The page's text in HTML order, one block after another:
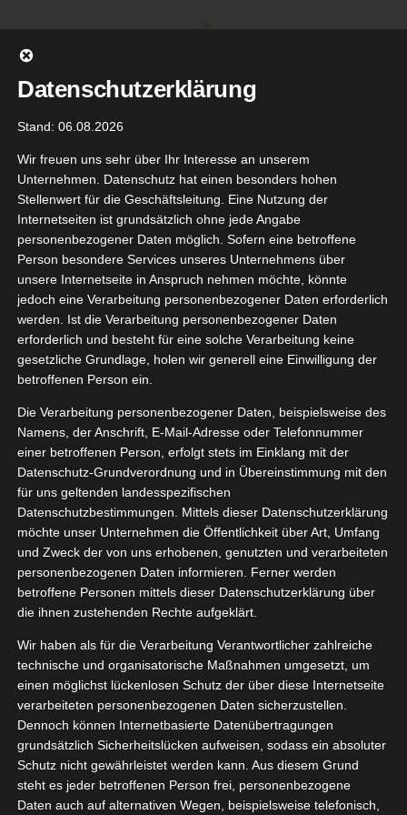
springen
Gehe zu ...
11, 2021
Essen
Looye Kwekers Tomaten
November 8, 2021 | Essen,Produktvorstellungen
Weiterlesen
Datenschutzerklärung
Stand: 06.08.2026
Wir freuen uns sehr über Ihr Interesse an unserem
Unternehmen. Datenschutz hat einen besonders hohen
Stellenwert für die Geschäftsleitung. Eine Nutzung der
Internetseiten ist grundsätzlich ohne jede Angabe
personenbezogener Daten möglich. Sofern eine betroffene
Person besondere Services unseres Unternehmens über
unsere Internetseite in Anspruch nehmen möchte, könnte
jedoch eine Verarbeitung personenbezogener Daten erforderlich
werden. Ist die Verarbeitung personenbezogener Daten
erforderlich und besteht für eine solche Verarbeitung keine
gesetzliche Grundlage, holen wir generell eine Einwilligung der
betroffenen Person ein.
Die Verarbeitung personenbezogener Daten, beispielsweise des
Namens, der Anschrift, E-Mail-Adresse oder Telefonnummer
einer betroffenen Person, erfolgt stets im Einklang mit der
Datenschutz-Grundverordnung und in Übereinstimmung mit den
für uns geltenden landesspezifischen
Datenschutzbestimmungen. Mittels dieser Datenschutzerklärung
möchte unser Unternehmen die Öffentlichkeit über Art, Umfang
und Zweck der von uns erhobenen, genutzten und verarbeiteten
personenbezogenen Daten informieren. Ferner werden
betroffene Personen mittels dieser Datenschutzerklärung über
die ihnen zustehenden Rechte aufgeklärt.
Wir haben als für die Verarbeitung Verantwortlicher zahlreiche
technische und organisatorische Maßnahmen umgesetzt, um
einen möglichst lückenlosen Schutz der über diese Internetseite
verarbeiteten personenbezogenen Daten sicherzustellen.
Dennoch können Internetbasierte Datenübertragungen
grundsätzlich Sicherheitslücken aufweisen, sodass ein absoluter
Schutz nicht gewährleistet werden kann. Aus diesem Grund
steht es jeder betroffenen Person frei, personenbezogene
Daten auch auf alternativen Wegen, beispielsweise telefonisch,